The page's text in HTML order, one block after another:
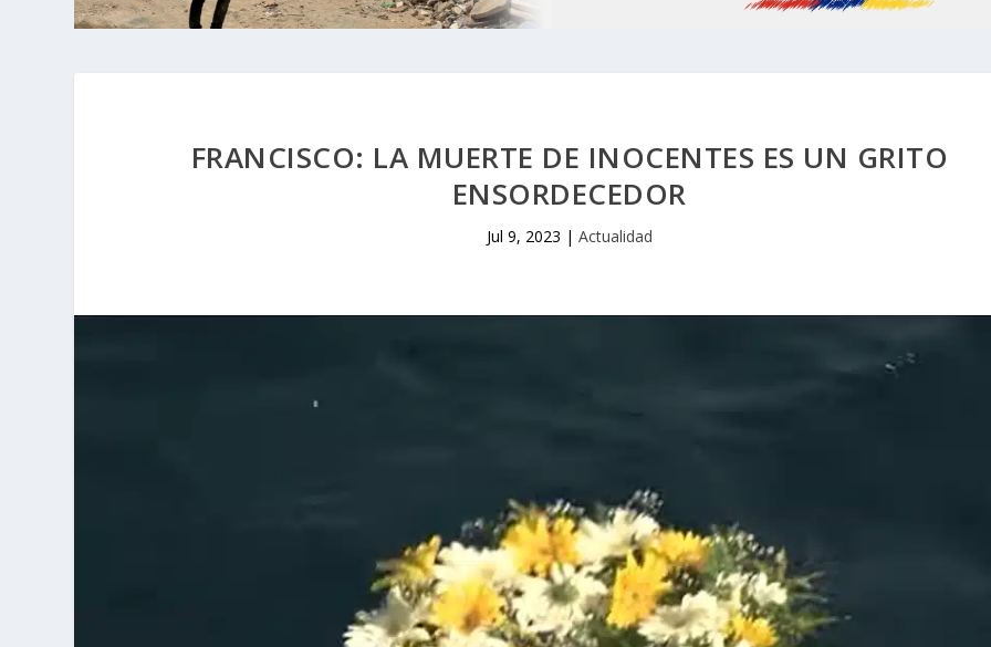
FRANCISCO: LA MUERTE DE INOCENTES ES UN GRITO
ENSORDECEDOR
Jul 9, 2023 | Actualidad